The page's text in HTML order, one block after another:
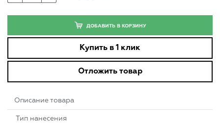
ДОБАВИТЬ В КОРЗИНУ
Купить в 1 клик
Отложить товар
Описание товара
Тип нанесения